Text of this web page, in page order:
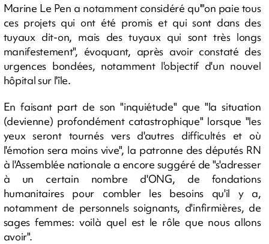
Marine Le Pen a notamment considéré qu'"on paie tous
ces projets qui ont été promis et qui sont dans des
tuyaux dit-on, mais des tuyaux qui sont très longs
manifestement", évoquant, après avoir constaté des
urgences bondées, notamment l'objectif d'un nouvel
hôpital sur l'île.
En faisant part de son "inquiétude" que "la situation
(devienne) profondément catastrophique" lorsque "les
yeux seront tournés vers d'autres difficultés et où
l'émotion sera moins vive", la patronne des députés RN
à l'Assemblée nationale a encore suggéré de "s'adresser
à un certain nombre d'ONG, de fondations
humanitaires pour combler les besoins qu'il y a,
notamment de personnels soignants, d'infirmières, de
sages femmes: voilà quel est le rôle que nous allons
avoir".